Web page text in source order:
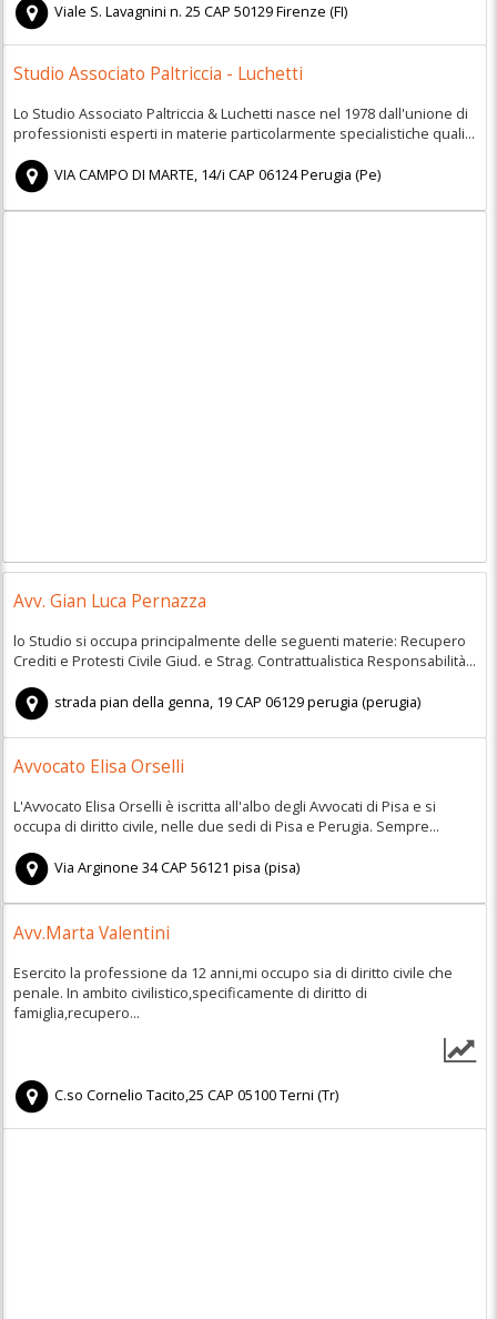
Viale S. Lavagnini n. 25 CAP50129Firenze (FI)
Studio Associato Paltriccia - Luchetti
Lo Studio Associato Paltriccia & Luchetti nasce nel 1978 dall'unione di
professionisti esperti in materie particolarmente specialistiche quali...
VIA CAMPO DI MARTE, 14/i CAP06124Perugia (Pe)
Avv. Gian Luca Pernazza
lo Studio si occupa principalmente delle seguenti materie: Recupero
Crediti e Protesti Civile Giud. e Strag. Contrattualistica Responsabilità...
strada pian della genna, 19CAP06129perugia (perugia)
Avvocato Elisa Orselli
L'Avvocato Elisa Orselli è iscritta all'albo degli Avvocati di Pisa e si
occupa di diritto civile, nelle due sedi di Pisa e Perugia. Sempre...
Via Arginone 34CAP56121 pisa (pisa)
Avv.Marta Valentini
Esercito la professione da 12 anni,mi occupo sia di diritto civile che
penale. In ambito civilistico,specificamente di diritto di
famiglia,recupero...
C.so Cornelio Tacito,25 CAP05100Terni (Tr)